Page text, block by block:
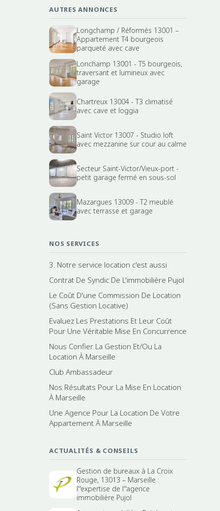
AUTRES ANNONCES
Longchamp / Réformés 13001 –
Appartement T4 bourgeois
parqueté avec cave
Lonchamp 13001 - T5 bourgeois,
traversant et lumineux avec
garage
Chartreux 13004 - T3 climatisé
avec cave et loggia
Saint Victor 13007 - Studio loft
avec mezzanine sur cour au calme
Secteur Saint-Victor/Vieux-port -
petit garage fermé en sous-sol
Mazargues 13009 - T2 meublé
avec terrasse et garage
NOS SERVICES
3. Notre service location c'est aussi
Contrat De Syndic De L'immobilière Pujol
Le Coût D'une Commission De Location
(Sans Gestion Locative)
Evaluez Les Prestations Et Leur Coût
Pour Une Véritable Mise En Concurrence
Nous Confier La Gestion Et/Ou La
Location À Marseille
Club Ambassadeur
Nos Résultats Pour La Mise En Location
À Marseille
Une Agence Pour La Location De Votre
Appartement À Marseille
ACTUALITÉS & CONSEILS
Gestion de bureaux à La Croix
Rouge, 13013 – Marseille :
l''expertise de l''agence
immobilière Pujol